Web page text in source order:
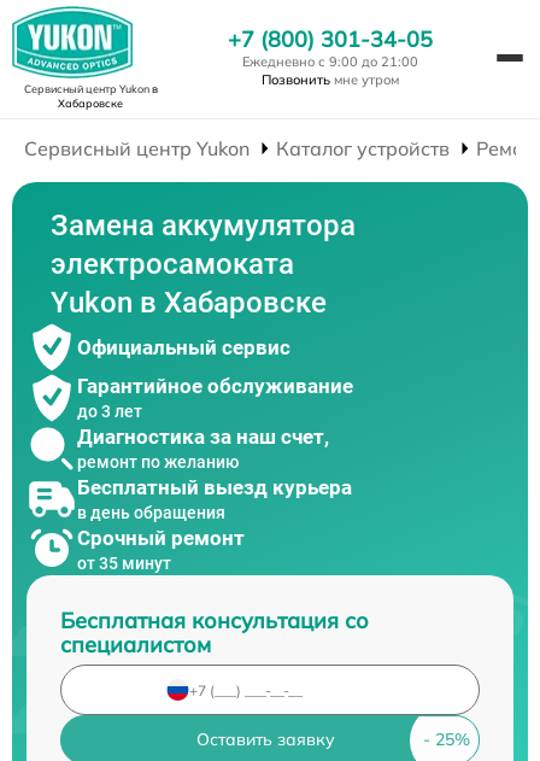
Сервисный центр Yukonв
Хабаровске
+7 (800) 301-34-05
Ежедневно с 9:00 до 21:00
Позвонить мне утром
Сервисный центр Yukon Каталог устройств
Замена аккумулятора
электросамоката
Yukon в Хабаровске
Официальный сервис
Гарантийное обслуживание
до 3 лет
Диагностика за наш счет,
ремонт по желанию
Бесплатный выезд курьера
в день обращения
Срочный ремонт
от 35 минут
Бесплатная консультация со
специалистом
Оставить заявку